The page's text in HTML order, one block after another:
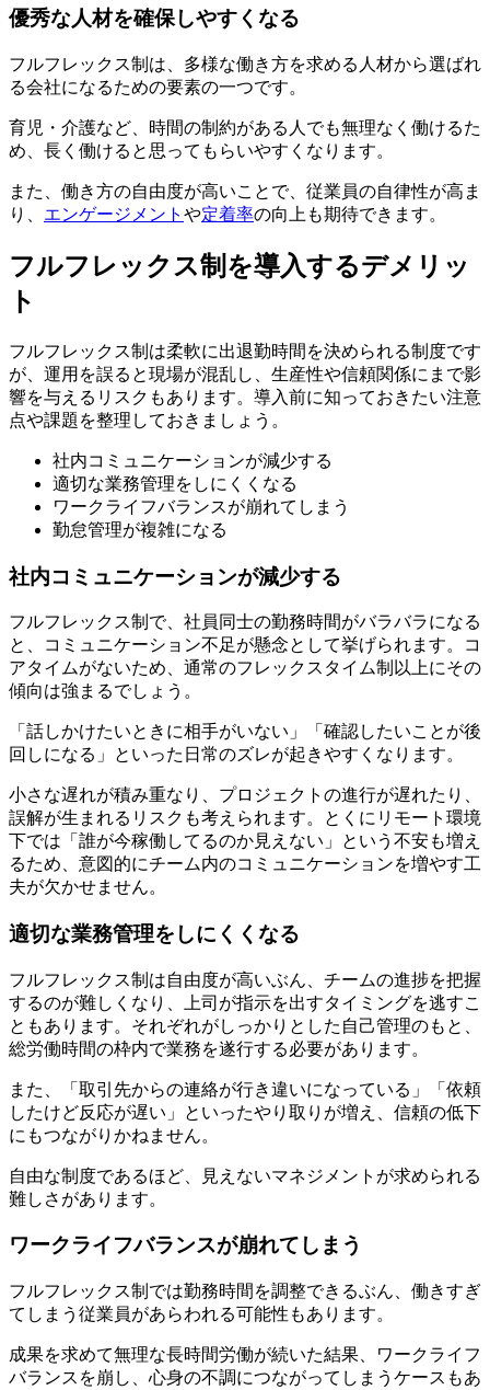
優秀な人材を確保しやすくなる
フルフレックス制は、多様な働き方を求める人材から選ばれ
る会社になるための要素の一つです。
育児・介護など、時間の制約がある人でも無理なく働けるた
め、長く働けると思ってもらいやすくなります。
また、働き方の自由度が高いことで、従業員の自律性が高ま
り、 エンゲージメント や定着率の向上も期待できます。
フルフレックス制を導入するデメリッ
ト
フルフレックス制は柔軟に出退勤時間を決められる制度です
が、運用を誤ると現場が混乱し、生産性や信頼関係にまで影
響を与えるリスクもあります。導入前に知っておきたい注意
点や課題を整理しておきましょう。
社内コミュニケーションが減少する
適切な業務管理をしにくくなる
ワークライフバランスが崩れてしまう
勤怠管理が複雑になる
社内コミュニケーションが減少する
フルフレックス制で、社員同士の勤務時間がバラバラになる
と、コミュニケーション不足が懸念として挙げられます。コ
アタイムがないため、通常のフレックスタイム制以上にその
傾向は強まるでしょう。
「話しかけたいときに相手がいない」「確認したいことが後
回しになる」といった日常のズレが起きやすくなります。
小さな遅れが積み重なり、プロジェクトの進行が遅れたり、
誤解が生まれるリスクも考えられます。とくにリモート環境
下では「誰が今稼働してるのか見えない」という不安も増え
るため、意図的にチーム内のコミュニケーションを増やす工
夫が欠かせません。
適切な業務管理をしにくくなる
フルフレックス制は自由度が高いぶん、チームの進捗を把握
するのが難しくなり、上司が指示を出すタイミングを逃すこ
ともあります。それぞれがしっかりとした自己管理のもと、
総労働時間の枠内で業務を遂行する必要があります。
また、「取引先からの連絡が行き違いになっている」「依頼
したけど反応が遅い」といったやり取りが増え、信頼の低下
にもつながりかねません。
自由な制度であるほど、見えないマネジメントが求められる
難しさがあります。
ワークライフバランスが崩れてしまう
フルフレックス制では勤務時間を調整できるぶん、働きすぎ
てしまう従業員があらわれる可能性もあります。
成果を求めて無理な長時間労働が続いた結果、ワークライフ
バランスを崩し、心身の不調につながってしまうケースもあ